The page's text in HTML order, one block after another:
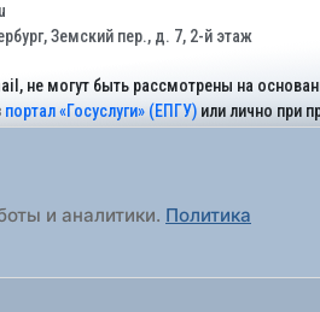
Земский пер., д. 7, 2-й этаж
не могут быть рассмотрены на
портал «Госуслуги» (ЕПГУ)или лично при
образование города
и аналитики. Политика